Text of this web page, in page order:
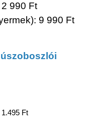
990 Ft
9 990 Ft
Ft